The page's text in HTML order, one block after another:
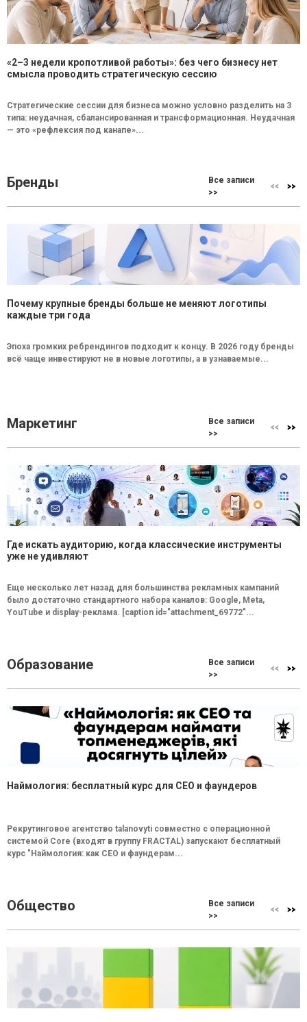
«2–3 недели кропотливой работы»: без чего бизнесу нет
смысла проводить стратегическую сессию
Стратегические сессии для бизнеса можно условно разделить на 3
типа: неудачная, сбалансированная и трансформационная. Неудачная
— это «рефлексия под канапе»...
Бренды
Все записи
>>
Почему крупные бренды больше не меняют логотипы
каждые три года
Эпоха громких ребрендингов подходит к концу. В 2026 году бренды
всё чаще инвестируют не в новые логотипы, а в узнаваемые...
Маркетинг
Все записи
>>
Где искать аудиторию, когда классические инструменты
уже не удивляют
Еще несколько лет назад для большинства рекламных кампаний
было достаточно стандартного набора каналов: Google, Meta,
YouTube и display-реклама. [caption id="attachment_69772"...
Образование
Все записи
>>
Наймология: бесплатный курс для CEO и фаундеров
Рекрутинговое агентство talanovyti совместно с операционной
системой Core (входят в группу FRACTAL) запускают бесплатный
курс "Наймология: как СEO и фаундерам...
Общество
Все записи
>>